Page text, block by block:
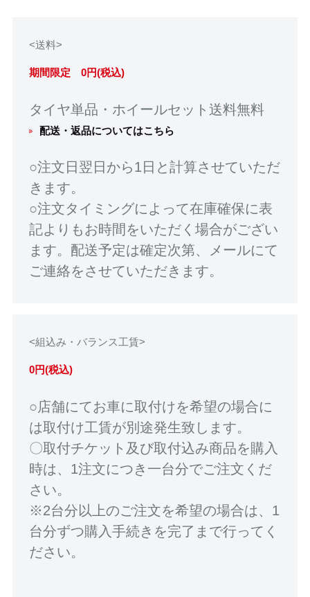
<送料>
期間限定 0円(税込)
タイヤ単品・ホイールセット送料無料
配送・返品についてはこちら
○注文日翌日から1日と計算させていただ
きます。
○注文タイミングによって在庫確保に表
記よりもお時間をいただく場合がござい
ます。配送予定は確定次第、メールにて
ご連絡をさせていただきます。
<組込み・バランス工賃>
0円(税込)
○店舗にてお車に取付けを希望の場合に
は取付け工賃が別途発生致します。
〇取付チケット及び取付込み商品を購入
時は、1注文につき一台分でご注文くだ
さい。
※2台分以上のご注文を希望の場合は、1
台分ずつ購入手続きを完了まで行ってく
ださい。